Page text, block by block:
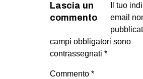
Lascia un
commento
Il tuo
email
campi obbligatori sono
contrassegnati *
Commento *